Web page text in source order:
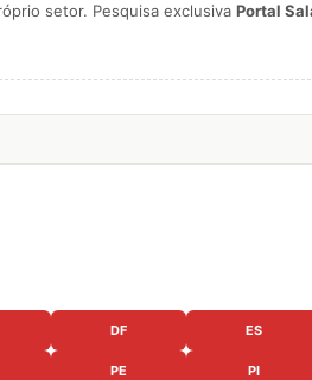
setor. Pesquisa exclusiva Portal
DF ES
PE PI